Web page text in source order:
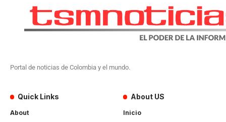
Portal de noticias de Colombia y el mundo.
Quick Links
About
About US
Inicio